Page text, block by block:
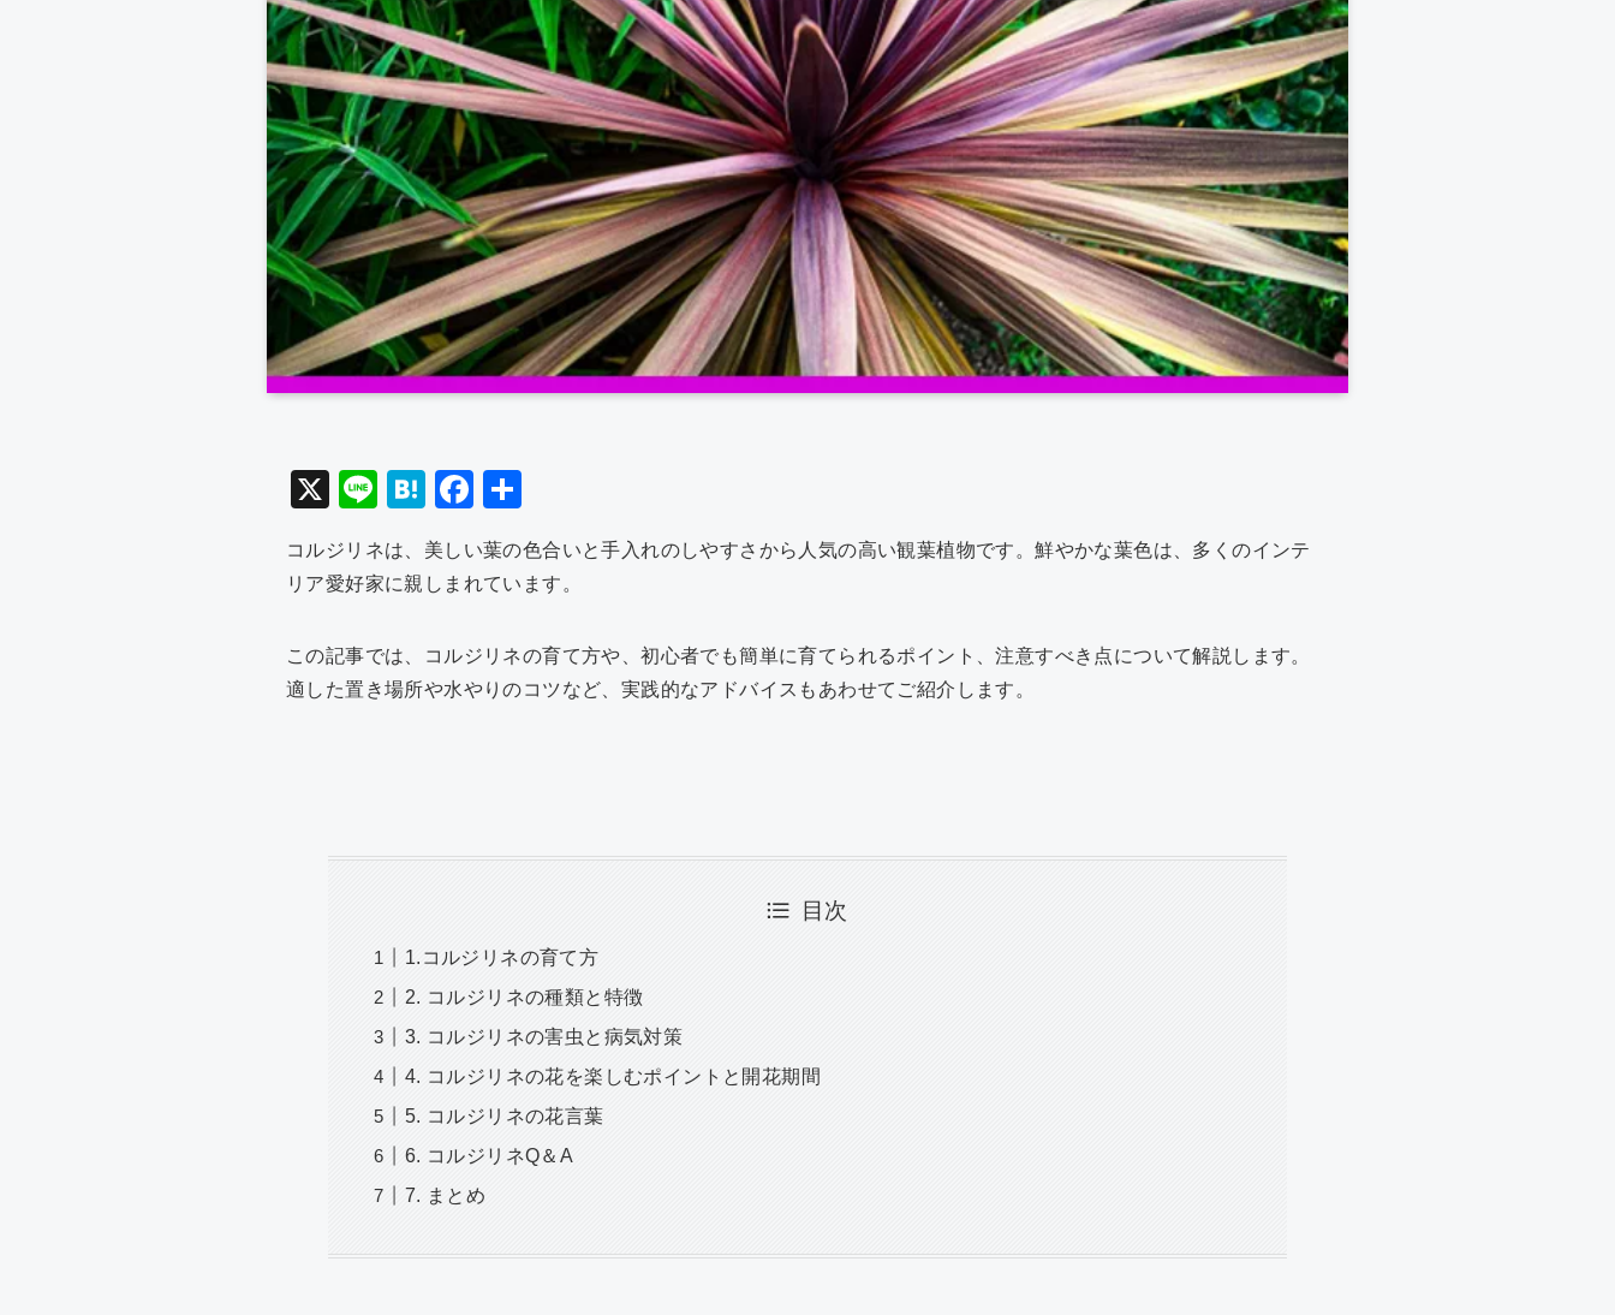
X
Li
e
H
e
n
a
F
c
e
b
o
コルジリネは、美しい葉の色合いと手入れのしやすさから人気の高い観葉植物です。鮮やかな葉色は、多くのインテ
リア愛好家に親しまれています。
この記事では、コルジリネの育て方や、初心者でも簡単に育てられるポイント、注意すべき点について解説します。
適した置き場所や水やりのコツなど、実践的なアドバイスもあわせてご紹介します。
目次
1.コルジリネの育て方
2. コルジリネの種類と特徴
3. コルジリネの害虫と病気対策
4. コルジリネの花を楽しむポイントと開花期間
5. コルジリネの花言葉
6. コルジリネQ＆A
7. まとめ